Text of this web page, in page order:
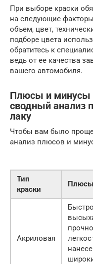
При выборе краски
на следующие
объем, цвет,
подборе цвета
обратитесь к
ведь от ее качества
вашего автомобиля.
Плюсы и минусы
сводный анализ
лаку
Чтобы вам было
анализ плюсов и
Тип
краски
Плюсы
Акриловая